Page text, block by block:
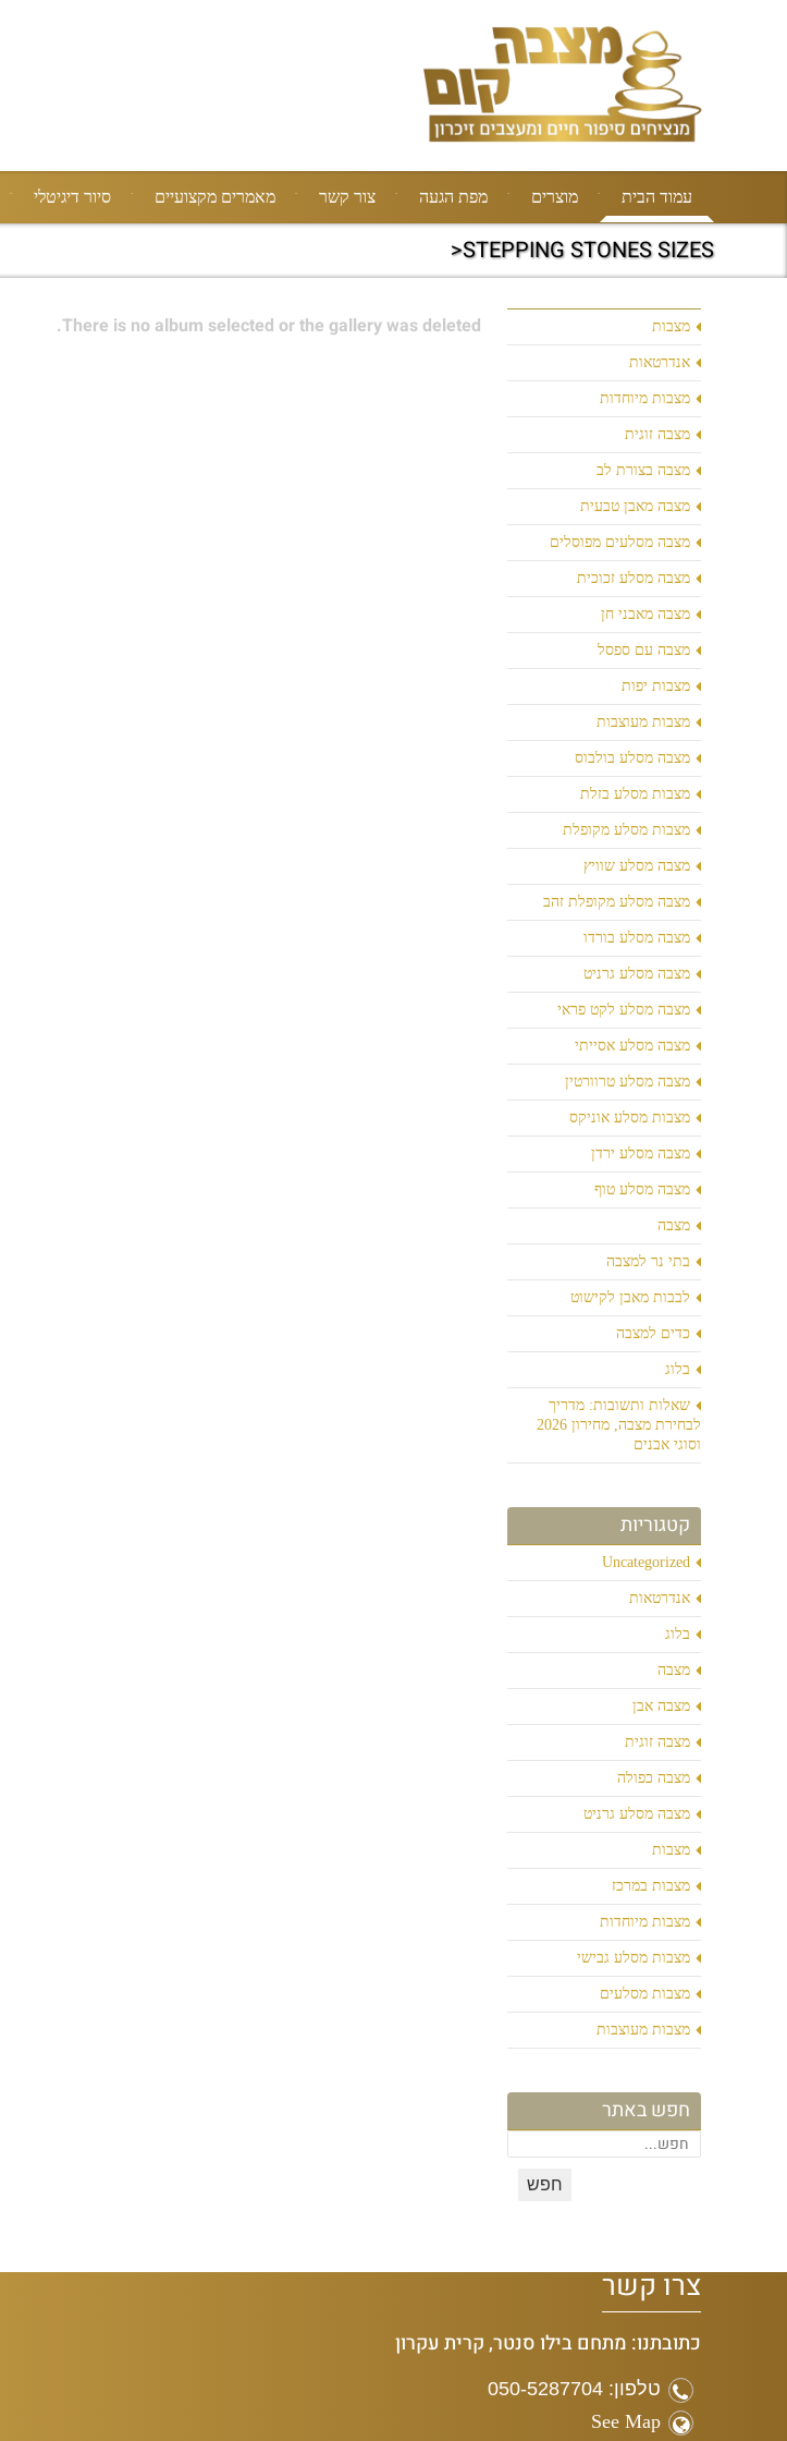
עמוד הבית מוצרים מפת הגעה צור קשר מאמרים מקצועיים סיור דיגיטלי
STEPPING STONES SIZES<
מצבות
אנדרטאות
מצבות מיוחדות
מצבה זוגית
מצבה בצורת לב
מצבה מאבן טבעית
מצבה מסלעים מפוסלים
מצבה מסלע זכוכית
מצבה מאבני חן
מצבה עם ספסל
מצבות יפות
מצבות מעוצבות
מצבה מסלע בולבוס
מצבות מסלע בזלת
מצבות מסלע מקופלת
מצבה מסלע שוויץ
מצבה מסלע מקופלת זהב
מצבה מסלע בורדו
מצבה מסלע גרניט
מצבה מסלע לקט פראי
מצבה מסלע אסייתי
מצבה מסלע טרוורטין
מצבות מסלע אוניקס
מצבה מסלע ירדן
מצבה מסלע טוף
מצבה
בתי נר למצבה
לבבות מאבן לקישוט
כדים למצבה
בלוג
שאלות ותשובות: מדריך
לבחירת מצבה, מחירון 2026
וסוגי אבנים
קטגוריות
Uncategorized
אנדרטאות
בלוג
מצבה
מצבה אבן
מצבה זוגית
מצבה כפולה
מצבה מסלע גרניט
מצבות
מצבות במרכז
מצבות מיוחדות
מצבות מסלע גבישי
מצבות מסלעים
מצבות מעוצבות
חפש באתר
There is no album selected or the gallery was deleted.
צרו קשר
כתובתנו: מתחם בילו סנטר, קרית עקרון
טלפון: 050-5287704
See Map